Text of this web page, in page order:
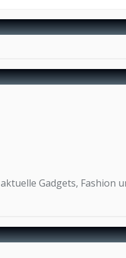
Gadgets, Fashion